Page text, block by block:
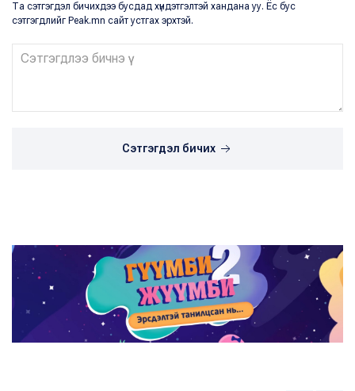
Та сэтгэгдэл бичихдээ бусдад хүндэтгэлтэй хандана уу. Ёс бус
сэтгэгдлийг Peak.mn сайт устгах эрхтэй.
Сэтгэгдэл бичих